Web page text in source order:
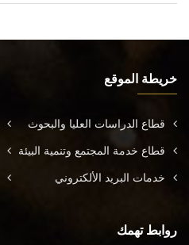
خريطة الموقع
قطاع الدراسات العليا والبحوث
قطاع خدمة المجتمع وتنمية البيئة
خدمات البريد الألكتروني
روابط تهمك